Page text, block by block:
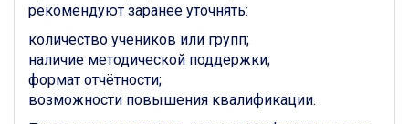
рекомендуют заранее уточнять:
количество учеников или групп;
наличие методической поддержки;
формат отчётности;
возможности повышения квалификации.